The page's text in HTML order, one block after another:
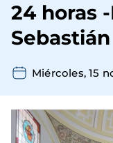
navegación
24 horas
Miércoles, 15